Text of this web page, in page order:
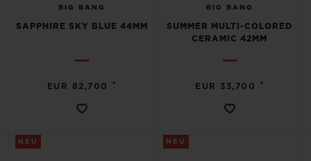
BIG BANG
SAPPHIRE SKY BLUE 44MM
EUR 82,700 •
BIG BANG
SUMMER MULTI-COLORED
CERAMIC 42MM
EUR 33,700 •
NEU NEU